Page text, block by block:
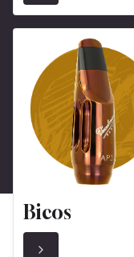
Bicos